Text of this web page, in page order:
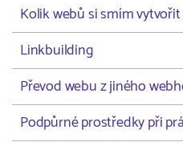
Kolik webů si smím
Linkbuilding
Převod webu z jiného
Podpůrné prostředky při